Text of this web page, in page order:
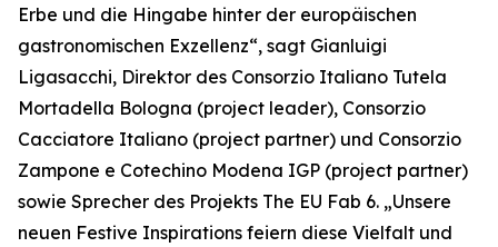
Erbe und die Hingabe hinter der europäischen
gastronomischen Exzellenz“, sagt Gianluigi
Ligasacchi, Direktor des Consorzio Italiano Tutela
Mortadella Bologna (project leader), Consorzio
Cacciatore Italiano (project partner) und Consorzio
Zampone e Cotechino Modena IGP (project partner)
sowie Sprecher des Projekts The EU Fab 6. „Unsere
neuen Festive Inspirations feiern diese Vielfalt und